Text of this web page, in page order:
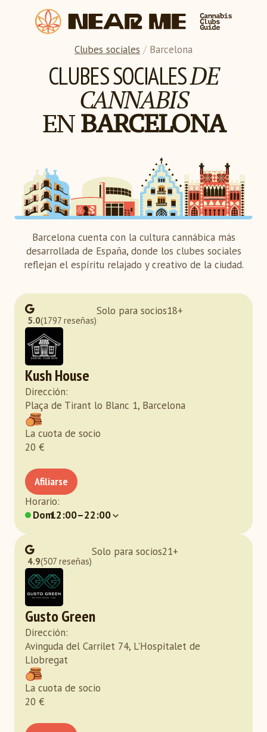
Clubes sociales / Barcelona
CLUBES SOCIALESDE
CANNABIS
ENBARCELONA
Barcelona cuenta con la cultura cannábica más
desarrollada de España, donde los clubes sociales
reflejan el espíritu relajado y creativo de la ciudad.
5.0(1797 reseñas)
Solo para socios18+
Kush House
Dirección:
Plaça de Tirant lo Blanc 1, Barcelona
La cuota de socio
20 €
Afiliarse
Horario:
Dom12:00–22:00
4.9(507 reseñas)
Solo para socios21+
Gusto Green
Dirección:
Avinguda del Carrilet 74, L'Hospitalet de
Llobregat
La cuota de socio
20 €